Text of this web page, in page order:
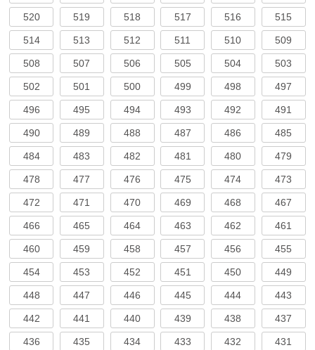
520 519 518 517 516 515
514 513 512 511 510 509
508 507 506 505 504 503
502 501 500 499 498 497
496 495 494 493 492 491
490 489 488 487 486 485
484 483 482 481 480 479
478 477 476 475 474 473
472 471 470 469 468 467
466 465 464 463 462 461
460 459 458 457 456 455
454 453 452 451 450 449
448 447 446 445 444 443
442 441 440 439 438 437
436 435 434 433 432 431